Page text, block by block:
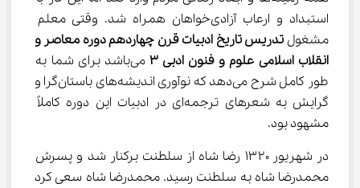
استبداد و ارعاب آزادی‌خواهان همراه شد. وقتی معلم
مشغول تدریس تاریخ ادبیات قرن چهاردهم دوره معاصر و
انقلاب اسلامی علوم و فنون ادبی ۳
می‌باشد برای شما به
طور کامل شرح می‌دهد که نوآوری اندیشه‌های باستان‌گرا و
گرایش به شعرهای ترجمه‌ای در ادبیات این دوره کاملاً
مشهود بود.
در شهریور ۱۳۲۰ رضا شاه از سلطنت برکنار شد و پسرش
محمدرضا شاه به سلطنت رسید‌‌. محمدرضا شاه سعی کرد